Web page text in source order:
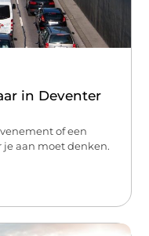
in Deventer
of een
aan moet denken.